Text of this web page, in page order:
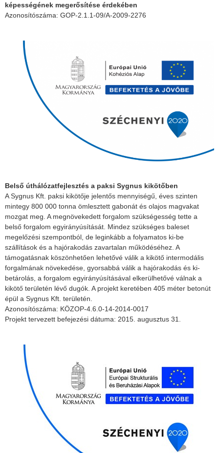
képességének megerősítése érdekében
Azonosítószáma: GOP-2.1.1-09/A-2009-2276
Belső úthálózatfejlesztés a paksi Sygnus kikötőben
A Sygnus Kft. paksi kikötője jelentős mennyiségű, éves szinten
mintegy 800 000 tonna ömlesztett gabonát és olajos magvakat
mozgat meg. A megnövekedett forgalom szükségesség tette a
belső forgalom egyirányúsítását. Mindez szükséges baleset
megelőzési szempontból, de leginkább a folyamatos ki-be
szállítások és a hajórakodás zavartalan működéséhez. A
támogatásnak köszönhetően lehetővé válik a kikötő intermodális
forgalmának növekedése, gyorsabbá válik a hajórakodás és ki-
betárolás, a forgalom egyirányúsításával elkerülhetővé válnak a
kikötő területén lévő dugók. A projekt keretében 405 méter betonút
épül a Sygnus Kft. területén.
Azonosítószáma: KÖZOP-4.6.0-14-2014-0017
Projekt tervezett befejezési dátuma: 2015. augusztus 31.